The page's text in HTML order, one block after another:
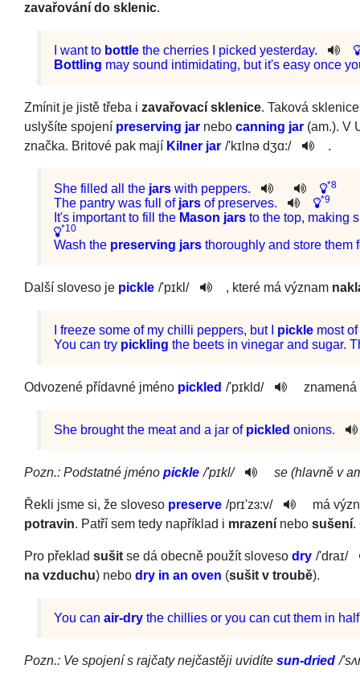
zavařování do sklenic.
want to bottle the cherries picked yesterday.
Bottling may sound intimidating, but it's easy once
Zmínit je jistě třeba i zavařovací sklenice. Taková
uslyšíte spojení preserving jar nebo canning jar (am.). V
značka. Britové pak mají Kilner jar /'kɪlnə dʒ­ɑ:/ .
She filled all the jars with peppers. *8
The pantry was full of jars of preserves. *9
It's important to fill the Mason jars to the top, making
*10
Wash the preserving jars thoroughly and store them
Další sloveso je pickle /'pɪkl / , které má význam
freeze some of my chilli peppers, but pickle most of
You can try pickling the beets in vinegar and sugar.
Odvozené přídavné jméno pickled /'pɪkld/­ znamená
She brought the meat and a jar of pickled onions.
Pozn.: Podstatné jméno pickle /'pɪkl/ se (hlavně v
Řekli jsme si, že sloveso preserve /prɪ'zɜ:v/­
má
potravin. Patří sem tedy například i mrazení nebo sušení.
Pro překlad sušit se dá obecně použít sloveso dry /'draɪ/
na vzduchu) nebo dry in an oven (sušit v troubě).
You can air-dry the chillies or you can cut them in half
Pozn.: Ve spojení s rajčaty nejčastěji uvidíte sun-dried /